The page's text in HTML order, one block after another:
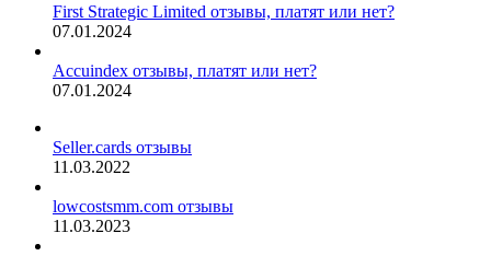
First Strategic Limited отзывы, платят или нет?
07.01.2024
Accuindex отзывы, платят или нет?
07.01.2024
Seller.cards отзывы
11.03.2022
lowcostsmm.com отзывы
11.03.2023